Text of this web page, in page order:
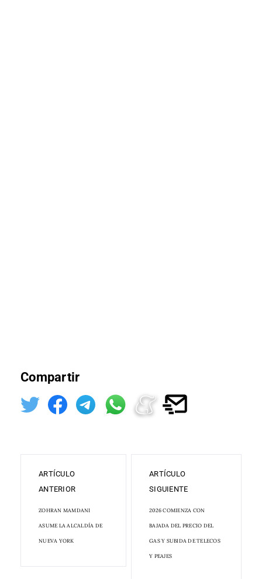
Compartir
ARTÍCULO
ANTERIOR
ZOHRAN MAMDANI
ASUME LA ALCALDÍA DE
NUEVA YORK
ARTÍCULO
SIGUIENTE
2026 COMIENZA CON
BAJADA DEL PRECIO DEL
GAS Y SUBIDA DE TELECOS
Y PEAJES